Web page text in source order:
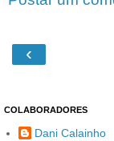
‹
COLABORADORES
Dani Calainho